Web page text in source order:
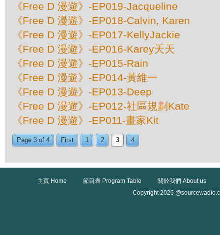
《Free D 漫遊》-EP019-Jacqueline
《Free D 漫遊》-EP018-Calvin, Karen
《Free D 漫遊》-EP017-KellyJackie
《Free D 漫遊》-EP016-Karey天天
《Free D 漫遊》-EP015-Rain
《Free D 漫遊》-EP014-黃維一
《Free D 漫遊》-EP013-Deep
《Free D 漫遊》-EP012-社區規劃Kate
《Free D 漫遊》-EP011-畫家Kit
Page 3 of 4 First 1 2 3 4
主頁 Home 節目表 Program Table
關於我們 About us
Copyright 2026